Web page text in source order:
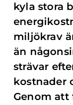
kyla stora
miljökrav
än
strävar
kostnader
Genom att